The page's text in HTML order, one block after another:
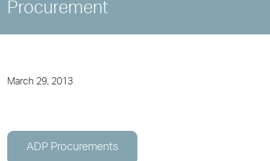
Procurement
March 29, 2013
ADP Procurements